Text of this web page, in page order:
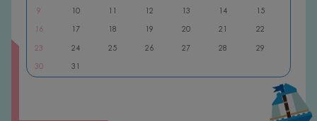
9
10 11 12 13 14
15
16
17 18 19 20 21
22
23
24 25 26 27 28
29
30
31